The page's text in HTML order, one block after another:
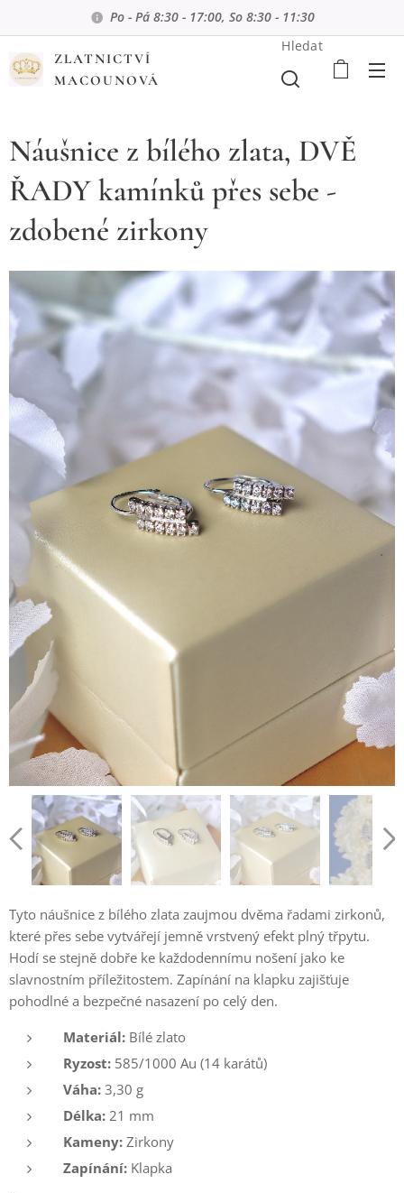
Po - Pá 8:30 - 17:00, So 8:30 - 11:30
ZLATNICTVÍ
MACOUNOVÁ
Hledat
Náušnice z bílého zlata, DVĚ
ŘADY kamínků přes sebe -
zdobené zirkony
Tyto náušnice z bílého zlata zaujmou dvěma řadami zirkonů,
které přes sebe vytvářejí jemně vrstvený efekt plný třpytu.
Hodí se stejně dobře ke každodennímu nošení jako ke
slavnostním příležitostem. Zapínání na klapku zajišťuje
pohodlné a bezpečné nasazení po celý den.
Materiál: Bílé zlato
Ryzost: 585/1000 Au (14 karátů)
Váha: 3,30 g
Délka: 21 mm
Kameny: Zirkony
Zapínání: Klapka